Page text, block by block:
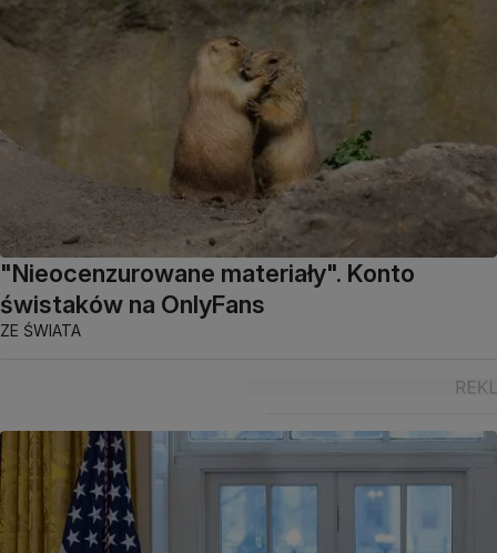
"Nieocenzurowane materiały". Konto
świstaków na OnlyFans
ZE ŚWIATA